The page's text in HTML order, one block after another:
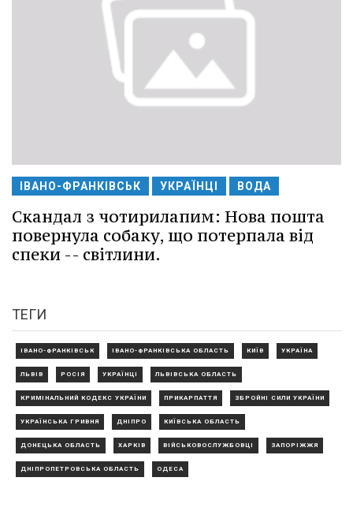
ІВАНО-ФРАНКІВСЬК УКРАЇНЦІ ВОДА
Скандал з чотирилапим: Нова пошта
повернула собаку, що потерпала від
спеки -- світлини.
ТЕГИ
ІВАНО-ФРАНКІВСЬК ІВАНО-ФРАНКІВСЬКА ОБЛАСТЬ КИЇВ УКРАЇНА
ЛЬВІВ РОСІЯ УКРАЇНЦІ ЛЬВІВСЬКА ОБЛАСТЬ
КРИМІНАЛЬНИЙ КОДЕКС УКРАЇНИ ПРИКАРПАТТЯ ЗБРОЙНІ СИЛИ УКРАЇНИ
УКРАЇНСЬКА ГРИВНЯ ДНІПРО КИЇВСЬКА ОБЛАСТЬ
ДОНЕЦЬКА ОБЛАСТЬ ХАРКІВ ВІЙСЬКОВОСЛУЖБОВЦІ ЗАПОРІЖЖЯ
ДНІПРОПЕТРОВСЬКА ОБЛАСТЬ ОДЕСА